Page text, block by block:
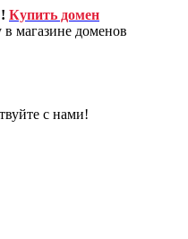
Купить домен
в магазине доменов
с нами!